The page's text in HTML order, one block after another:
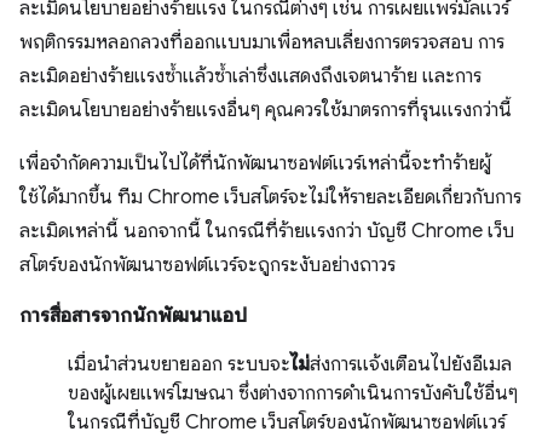
ละเมิดนโยบายอย่างร้ายแรง ในกรณีต่างๆ เช่น การเผยแพร่มัลแวร์
พฤติกรรมหลอกลวงที่ออกแบบมาเพื่อหลบเลี่ยงการตรวจสอบ การ
ละเมิดอย่างร้ายแรงซ้ำแล้วซ้ำเล่าซึ่งแสดงถึงเจตนาร้าย และการ
ละเมิดนโยบายอย่างร้ายแรงอื่นๆ คุณควรใช้มาตรการที่รุนแรงกว่านี้
เพื่อจํากัดความเป็นไปได้ที่นักพัฒนาซอฟต์แวร์เหล่านี้จะทําร้ายผู้
ใช้ได้มากขึ้น ทีม Chrome เว็บสโตร์จะไม่ให้รายละเอียดเกี่ยวกับการ
ละเมิดเหล่านี้ นอกจากนี้ ในกรณีที่ร้ายแรงกว่า บัญชี Chrome เว็บ
สโตร์ของนักพัฒนาซอฟต์แวร์จะถูกระงับอย่างถาวร
การสื่อสารจากนักพัฒนาแอป
เมื่อนำส่วนขยายออก ระบบจะไม่ส่งการแจ้งเตือนไปยังอีเมล
ของผู้เผยแพร่โฆษณา ซึ่งต่างจากการดำเนินการบังคับใช้อื่นๆ
ในกรณีที่บัญชี Chrome เว็บสโตร์ของนักพัฒนาซอฟต์แวร์